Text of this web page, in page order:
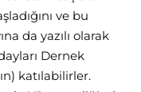
ve bu
da yazılı olarak
Dernek
katılabilirler.